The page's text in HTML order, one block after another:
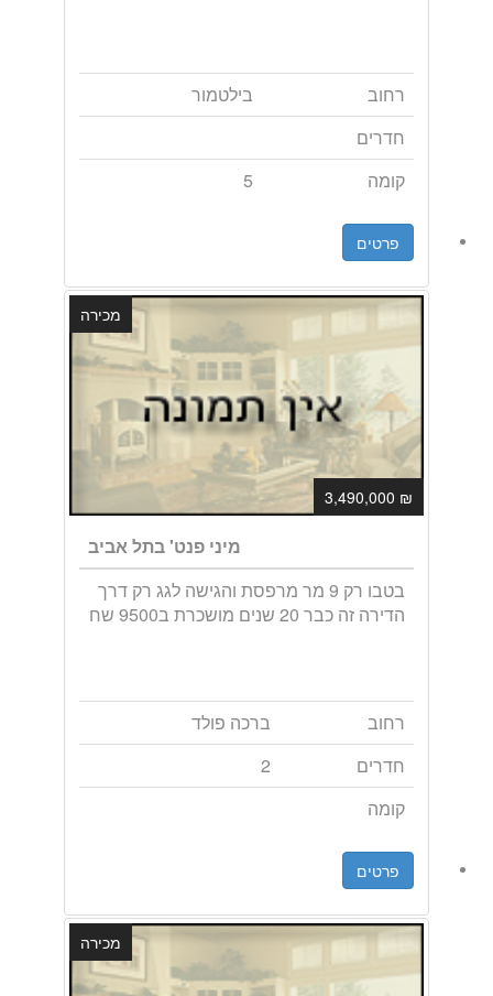
רחוב
בילטמור
חדרים
קומה
5
פרטים
₪ 3,490,000
מכירה
מיני פנט' בתל אביב
בטבו רק 9 מר מרפסת והגישה לגג רק דרך
הדירה זה כבר 20 שנים מושכרת ב9500 שח
רחוב
ברכה פולד
חדרים
2
קומה
פרטים
מכירה